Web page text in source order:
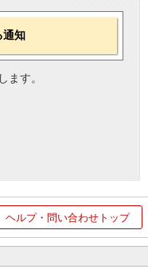
通知
ます。
ヘルプ・問い合わせトップ